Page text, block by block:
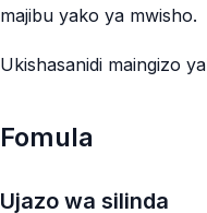
majibu yako ya mwisho.
Ukishasanidi maingizo
Fomula
Ujazo wa silinda